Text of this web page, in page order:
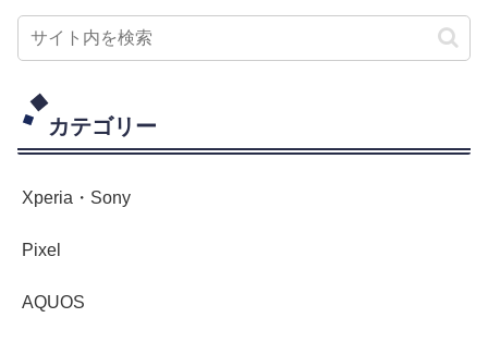
カテゴリー
Xperia・Sony
Pixel
AQUOS